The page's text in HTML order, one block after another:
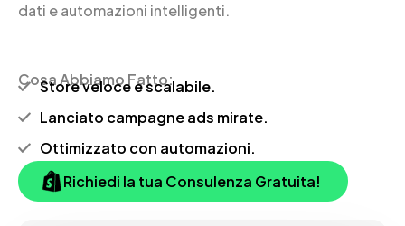
dati e automazioni intelligenti.
Cosa Abbiamo Fatto:
Store veloce e scalabile.
Lanciato campagne ads mirate.
Ottimizzato con automazioni.
Richiedi la tua Consulenza Gratuita!